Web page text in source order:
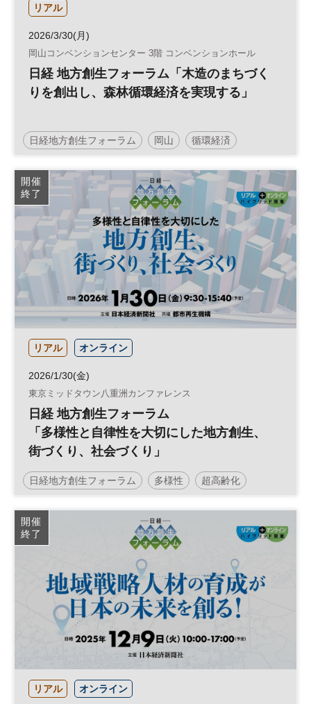
リアル
2026/3/30(月)
岡山コンベンションセンター 3階 コンベンションホール
日経 地方創生フォーラム「木造のまちづく
りを創出し、森林循環経済を実現する」
日経地方創生フォーラム 岡山 循環経済
超高齢化 地方創生 SDGs インフラ
地域活性化 参加無料
開催
終了
リアル オンライン
2026/1/30(金)
東京ミッドタウン八重洲カンファレンス
日経 地方創生フォーラム
「多様性と自律性を大切にした地方創生、
街づくり、社会づくり」
日経地方創生フォーラム 多様性 超高齢化
地方創生 人材 SDGs 官民連携 地域活性化
参加無料
開催
終了
リアル オンライン